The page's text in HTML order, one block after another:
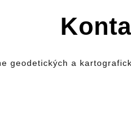
geodetických a